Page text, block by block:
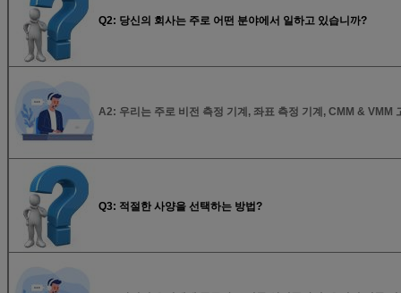
Q2: 당신의 회사는 주로 어떤 분야에서 일하고 있습니까?
A2: 우리는 주로 비전 측정 기계, 좌표 측정 기계, CMM & VMM
Q3: 적절한 사양을 선택하는 방법?